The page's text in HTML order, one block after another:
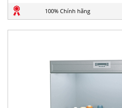
100% Chính hãng